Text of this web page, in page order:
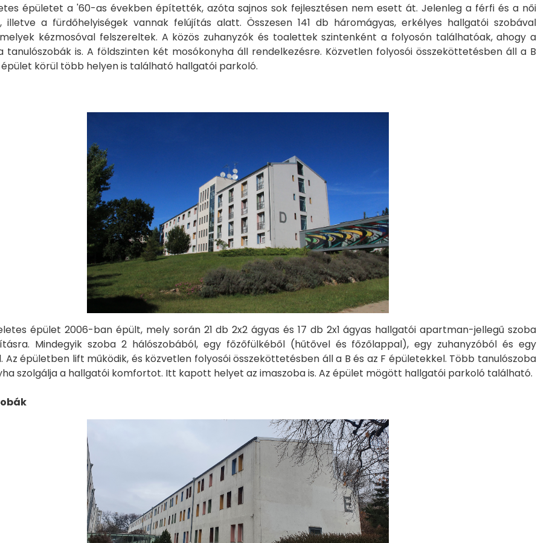
épületet a '60-as években építették, azóta sajnos sok fejlesztésen nem esett át. Jelenleg a férfi és a női
illetve a fürdőhelyiségek vannak felújítás alatt. Összesen 141 db háromágyas, erkélyes hallgatói szobával
kézmosóval felszereltek. A közös zuhanyzók és toalettek szintenként a folyosón találhatóak, ahogy a
tanulószobák is. A földszinten két mosókonyha áll rendelkezésre. Közvetlen folyosói összeköttetésben áll a B
körül több helyen is található hallgatói parkoló.
épület 2006-ban épült, mely során 21 db 2x2 ágyas és 17 db 2x1 ágyas hallgatói apartman-jellegű szoba
Mindegyik szoba 2 hálószobából, egy főzőfülkéből (hűtővel és főzőlappal), egy zuhanyzóból és egy
épületben lift működik, és közvetlen folyosói összeköttetésben áll a B és az F épületekkel. Több tanulószoba
szolgálja a hallgatói komfortot. Itt kapott helyet az imaszoba is. Az épület mögött hallgatói parkoló található.